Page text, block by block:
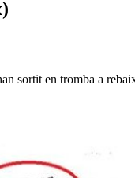
sortit en tromba a